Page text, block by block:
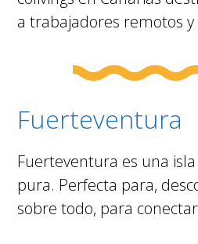
a trabajadores remotos
Fuerteventura
Fuerteventura es una
pura. Perfecta para,
sobre todo, para